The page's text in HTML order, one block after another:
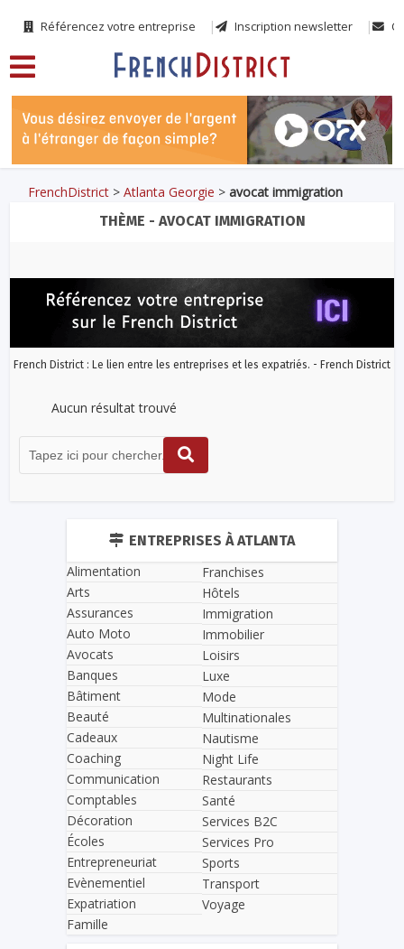
Référencez votre entreprise Inscription newsletter
FrenchDistrict >Atlanta Georgie >avocat immigration
THÈME - AVOCAT IMMIGRATION
French District : Le lien entre les entreprises et les expatriés. - French District
Aucun résultat trouvé
ENTREPRISES À ATLANTA
Alimentation
Arts
Assurances
Auto Moto
Avocats
Banques
Bâtiment
Beauté
Cadeaux
Coaching
Communication
Comptables
Décoration
Écoles
Entrepreneuriat
Evènementiel
Expatriation
Famille
Franchises
Hôtels
Immigration
Immobilier
Loisirs
Luxe
Mode
Multinationales
Nautisme
Night Life
Restaurants
Santé
Services B2C
Services Pro
Sports
Transport
Voyage